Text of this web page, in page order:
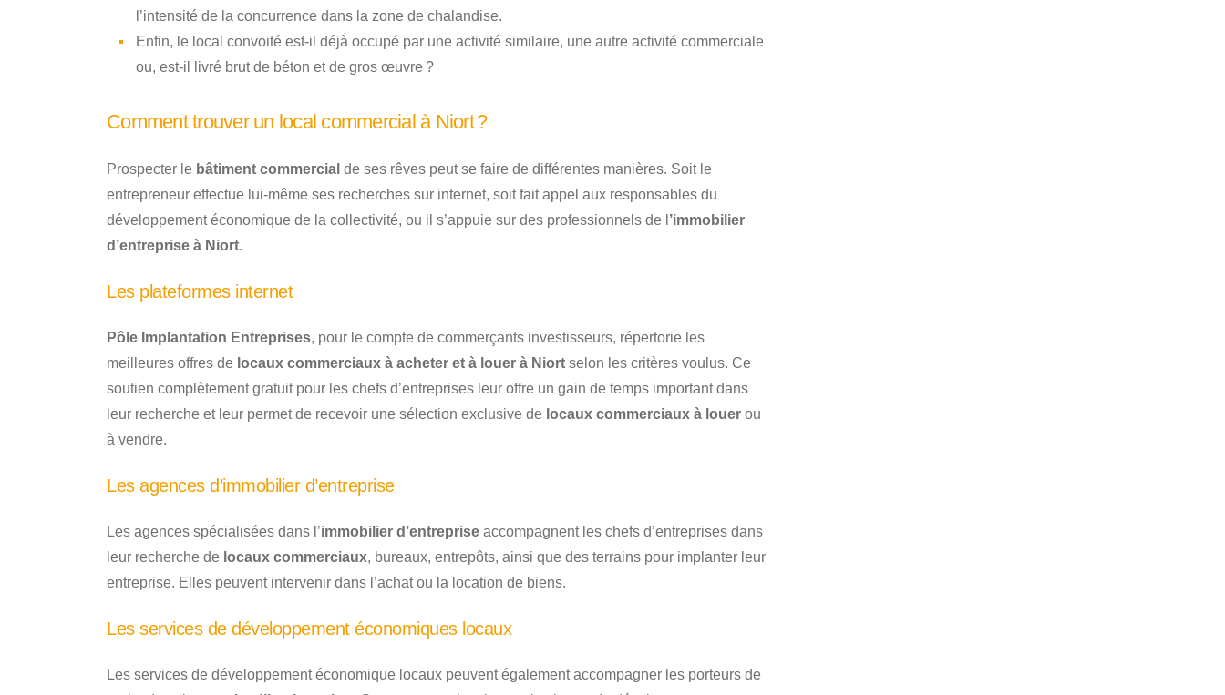
l’intensité de la concurrence dans la zone de chalandise.
Enfin, le local convoité est-il déjà occupé par une activité similaire, une autre activité commerciale
ou, est-il livré brut de béton et de gros œuvre ?
Comment trouver un local commercial à Niort ?
Prospecter le bâtiment commercial de ses rêves peut se faire de différentes manières. Soit le
entrepreneur effectue lui-même ses recherches sur internet, soit fait appel aux responsables du
développement économique de la collectivité, ou il s’appuie sur des professionnels de l ’immobilier
d’entreprise à Niort.
Les plateformes internet
Pôle Implantation Entreprises, pour le compte de commerçants investisseurs, répertorie les
meilleures offres de locaux commerciaux à acheter et à louer à Niort selon les critères voulus. Ce
soutien complètement gratuit pour les chefs d’entreprises leur offre un gain de temps important dans
leur recherche et leur permet de recevoir une sélection exclusive de locaux commerciaux à louer ou
à vendre.
Les agences d’immobilier d’entreprise
Les agences spécialisées dans l’immobilier d’entreprise accompagnent les chefs d’entreprises dans
leur recherche de locaux commerciaux, bureaux, entrepôts, ainsi que des terrains pour implanter leur
entreprise. Elles peuvent intervenir dans l’achat ou la location de biens.
Les services de développement économiques locaux
Les services de développement économique locaux peuvent également accompagner les porteurs de